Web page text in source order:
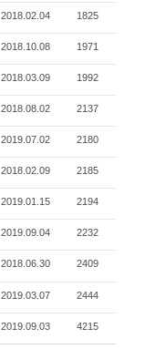
2018.02.04 1825
2018.10.08 1971
2018.03.09 1992
2018.08.02 2137
2019.07.02 2180
2018.02.09 2185
2019.01.15 2194
2019.09.04 2232
2018.06.30 2409
2019.03.07 2444
2019.09.03 4215